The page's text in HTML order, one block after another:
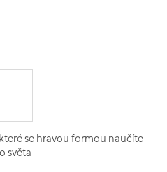
se hravou formou naučíte
světa